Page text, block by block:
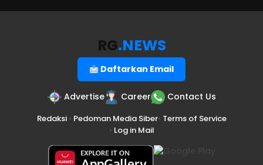
RG.NEWS
Daftarkan Email
Advertise Career Contact Us
Redaksi• Pedoman Media Siber• Terms of Service
• Log in Mail